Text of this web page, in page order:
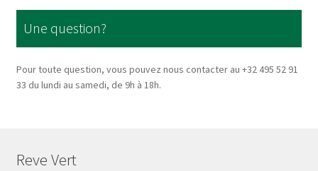
Une question?
Pour toute question, vous pouvez nous contacter au +32 495 52 91
33 du lundi au samedi, de 9h à 18h.
Reve Vert